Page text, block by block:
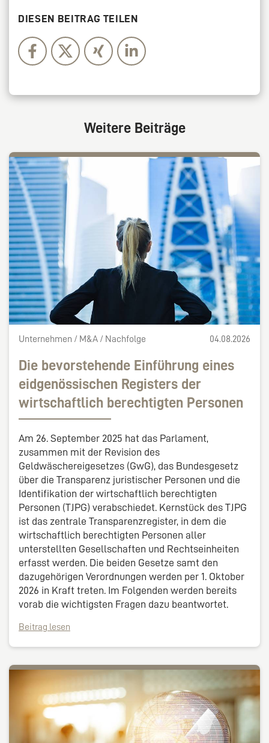
DIESEN BEITRAG TEILEN
Weitere Beiträge
Unternehmen / M&A / Nachfolge 04.08.2026
Die bevorstehende Einführung eines
eidgenössischen Registers der
wirtschaftlich berechtigten Personen
Am 26. September 2025 hat das Parlament,
zusammen mit der Revision des
Geldwäschereigesetzes (GwG), das Bundesgesetz
über die Transparenz juristischer Personen und die
Identifikation der wirtschaftlich berechtigten
Personen (TJPG) verabschiedet. Kernstück des TJPG
ist das zentrale Transparenzregister, in dem die
wirtschaftlich berechtigten Personen aller
unterstellten Gesellschaften und Rechtseinheiten
erfasst werden. Die beiden Gesetze samt den
dazugehörigen Verordnungen werden per 1. Oktober
2026 in Kraft treten. Im Folgenden werden bereits
vorab die wichtigsten Fragen dazu beantwortet.
Beitrag lesen